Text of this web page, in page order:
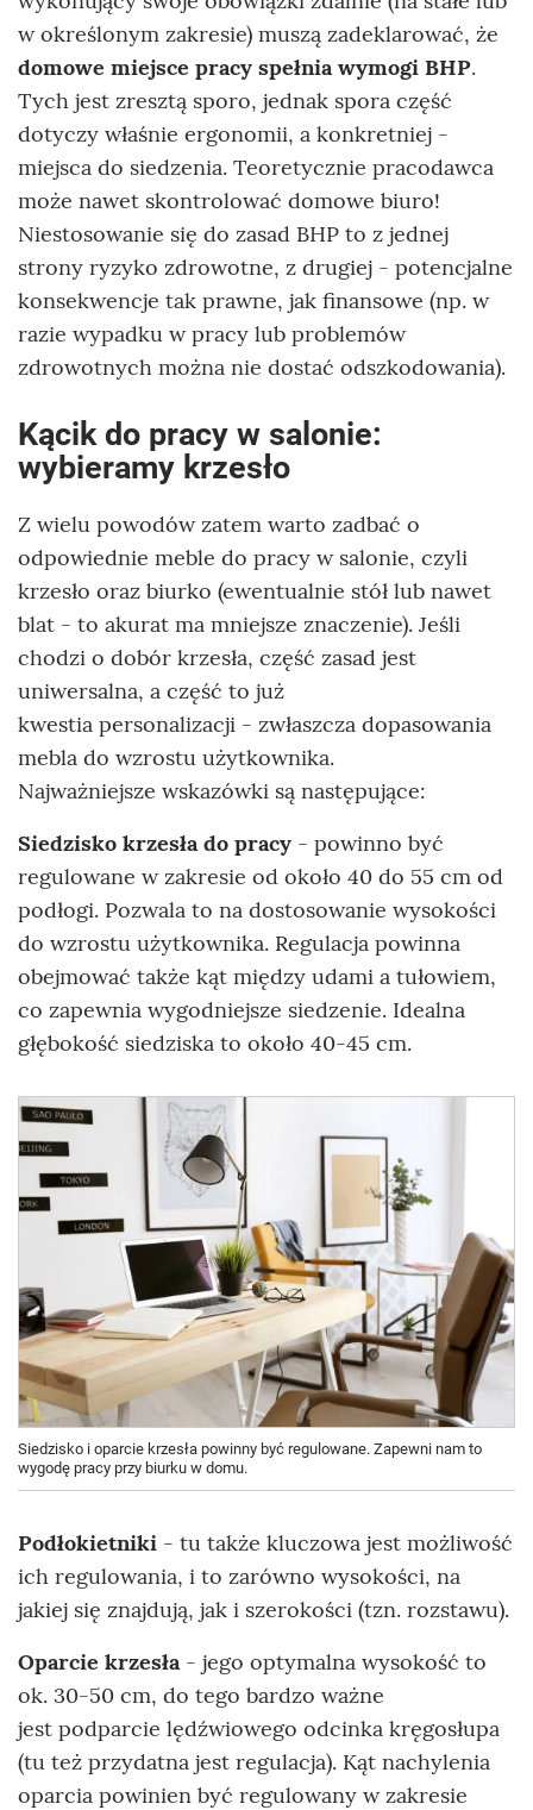
w określonym zakresie) muszą zadeklarować, że
domowe miejsce pracy spełnia wymogi BHP.
Tych jest zresztą sporo, jednak spora część
dotyczy właśnie ergonomii, a konkretniej -
miejsca do siedzenia. Teoretycznie pracodawca
może nawet skontrolować domowe biuro!
Niestosowanie się do zasad BHP to z jednej
strony ryzyko zdrowotne, z drugiej - potencjalne
konsekwencje tak prawne, jak finansowe (np. w
razie wypadku w pracy lub problemów
zdrowotnych można nie dostać odszkodowania).
Kącik do pracy w salonie:
wybieramy krzesło
Z wielu powodów zatem warto zadbać o
odpowiednie meble do pracy w salonie, czyli
krzesło oraz biurko (ewentualnie stół lub nawet
blat - to akurat ma mniejsze znaczenie). Jeśli
chodzi o dobór krzesła, część zasad jest
uniwersalna, a część to już
kwestia personalizacji - zwłaszcza dopasowania
mebla do wzrostu użytkownika.
Najważniejsze wskazówki są następujące:
Siedzisko krzesła do pracy - powinno być
regulowane w zakresie od około 40 do 55 cm od
podłogi. Pozwala to na dostosowanie wysokości
do wzrostu użytkownika. Regulacja powinna
obejmować także kąt między udami a tułowiem,
co zapewnia wygodniejsze siedzenie. Idealna
głębokość siedziska to około 40-45 cm.
Siedzisko i oparcie krzesła powinny być regulowane. Zapewni nam to
wygodę pracy przy biurku w domu.
Podłokietniki - tu także kluczowa jest możliwość
ich regulowania, i to zarówno wysokości, na
jakiej się znajdują, jak i szerokości (tzn. rozstawu).
Oparcie krzesła- jego optymalna wysokość to
ok. 30-50 cm, do tego bardzo ważne
jest podparcie lędźwiowego odcinka kręgosłupa
(tu też przydatna jest regulacja). Kąt nachylenia
oparcia powinien być regulowany w zakresie